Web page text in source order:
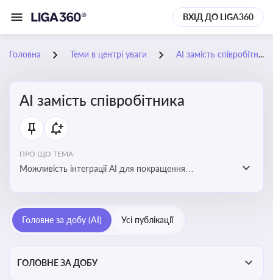
ВХІД ДО LIGA360
Головна Теми в центрі уваги АІ замість співробітника
АІ замість співробітника
ПРО ЩО ТЕМА:
Можливість інтеграції АІ для покращення
Головне за добу (AI) Усі публікації
ГОЛОВНЕ ЗА ДОБУ